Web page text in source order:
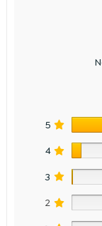
5
4
3
2